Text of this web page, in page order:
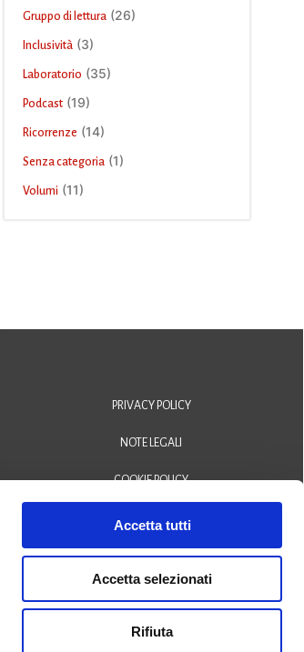
Accetta tutti
Accetta selezionati
Rifiuta
Gruppo di lettura(26)
Inclusività(3)
Laboratorio (35)
Podcast(19)
Ricorrenze (14)
Senza categoria(1)
Volumi (11)
PRIVACY POLICY
NOTE LEGALI
COOKIE POLICY
DICHIARAZIONE DI ACCESSIBILITÀ
© 2024 Biblioteca Comunale
San Biagio Monselice -